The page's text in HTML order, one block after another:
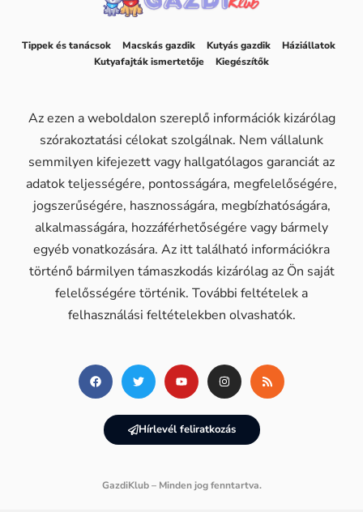
Tippek és tanácsok Macskás gazdik Kutyás gazdik
Háziállatok
Kutyafajták ismertetője
Kiegészítők
Az ezen a weboldalon szereplő információk kizárólag
szórakoztatási célokat szolgálnak. Nem vállalunk
semmilyen kifejezett vagy hallgatólagos garanciát az
adatok teljességére, pontosságára, megfelelőségére,
jogszerűségére, hasznosságára, megbízhatóságára,
alkalmasságára, hozzáférhetőségére vagy bármely
egyéb vonatkozására. Az itt található információkra
történő bármilyen támaszkodás kizárólag az Ön saját
felelősségére történik. További feltételek a
felhasználási feltételekben olvashatók.
Hírlevél feliratkozás
GazdiKlub – Minden jog fenntartva.